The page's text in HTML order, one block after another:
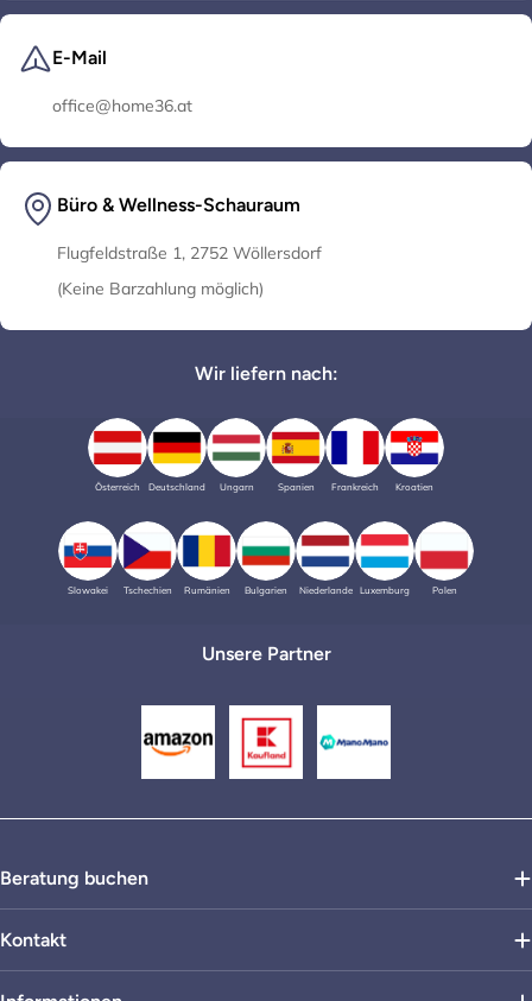
E-Mail
office@home36.at
Büro & Wellness-Schauraum
Flugfeldstraße 1, 2752 Wöllersdorf
(Keine Barzahlung möglich)
Wir liefern nach:
Österreich Deutschland Ungarn Spanien Frankreich Kroatien
Slowakei Tschechien Rumänien Bulgarien Niederlande Luxemburg Polen
Unsere Partner
Beratung buchen
Kontakt